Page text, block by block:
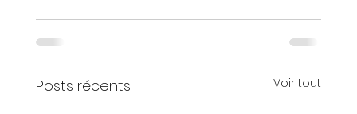
Posts récents Voir tout